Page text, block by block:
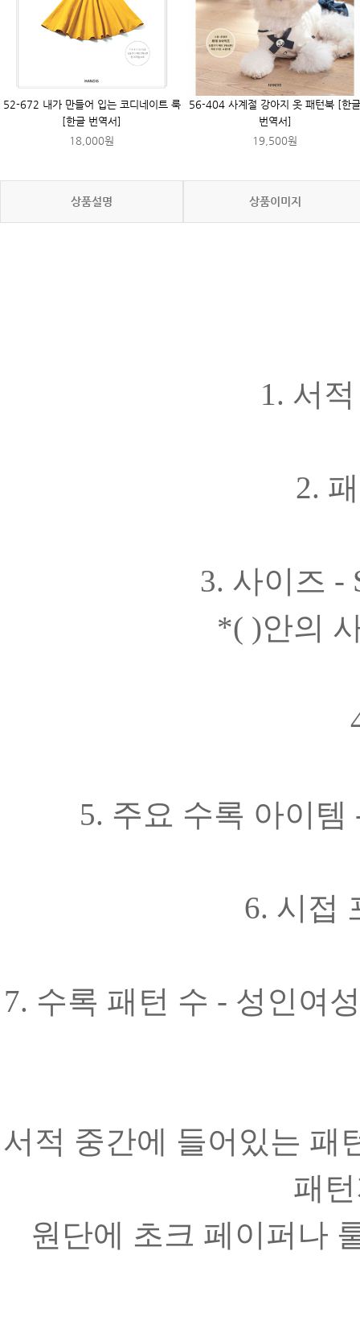
52-672 내가 만들어 입는 코디네이트 룩
[한글 번역서]
18,000원
56-404 사계절 강아지 옷 패턴북 [한글
번역서]
19,500원
상품설명 상품이미지
1. 서
2.
3. 사이즈 -
*( )안의 사이
5. 주요 수록 아이
6. 시접
7. 수록 패턴 수 - 성인여
서적 중간에 들어있는 패
패
원단에 초크 페이퍼나